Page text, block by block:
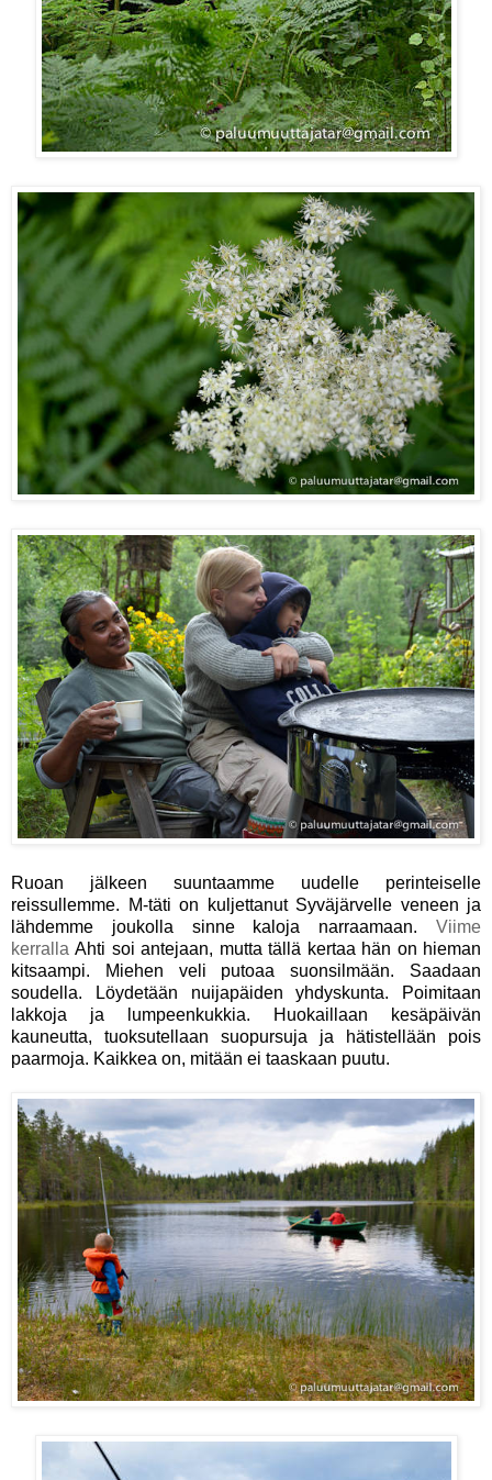
Ruoan jälkeen suuntaamme uudelle perinteiselle
reissullemme. M-täti on kuljettanut Syväjärvelle veneen ja
lähdemme joukolla sinne kaloja narraamaan. Viime
kerralla Ahti soi antejaan, mutta tällä kertaa hän on hieman
kitsaampi. Miehen veli putoaa suonsilmään. Saadaan
soudella. Löydetään nuijapäiden yhdyskunta. Poimitaan
lakkoja ja lumpeenkukkia. Huokaillaan kesäpäivän
kauneutta, tuoksutellaan suopursuja ja hätistellään pois
paarmoja. Kaikkea on, mitään ei taaskaan puutu.